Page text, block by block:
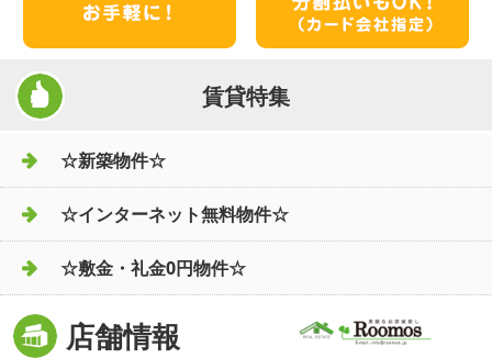
賃貸特集
☆新築物件☆
☆インターネット無料物件☆
☆敷金・礼金0円物件☆
店舗情報